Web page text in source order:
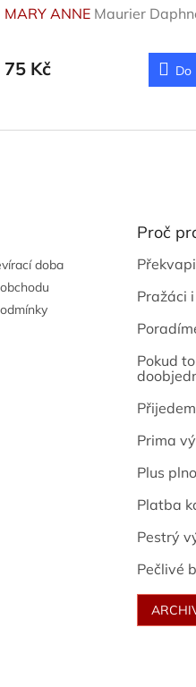
MARY ANNE Maurier
75 Kč Do
Go's
Kropáček
doba
Proč
Pražáci
Pokud
Prima
Plus
Platba
Pestrý
Pečlivé